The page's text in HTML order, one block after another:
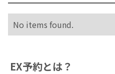
No items found.
EX予約とは？